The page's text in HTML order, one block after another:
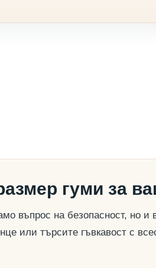
гуми за
въпрос на безопасност, но
или търсите гъвкавост с